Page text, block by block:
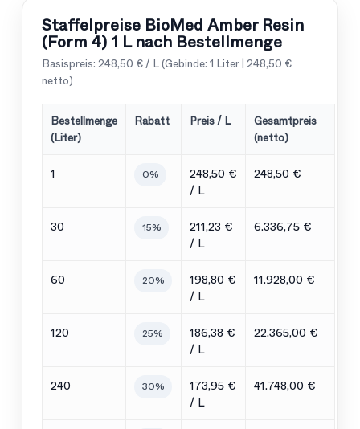
Staffelpreise BioMed Amber Resin
(Form 4) 1 L nach Bestellmenge
Basispreis: 248,50 € / L (Gebinde: 1 Liter | 248,50 €
netto)
Bestellmenge
(Liter)
Rabatt Preis / L
Gesamtpreis
(netto)
1 0%
248,50 €
/ L
248,50 €
30 15%
211,23 €
/ L
6.336,75 €
60 20%
198,80 €
/ L
11.928,00 €
120 25%
186,38 €
/ L
22.365,00 €
240 30%
173,95 €
/ L
41.748,00 €